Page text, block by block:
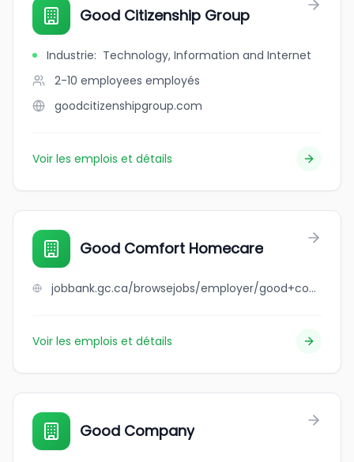
Good Citizenship Group
Industrie: Technology, Information and Internet
2-10 employees employés
goodcitizenshipgroup.com
Voir les emplois et détails
Good Comfort Homecare
jobbank.gc.ca/browsejobs/employer/good+comfort+homecare/ca
Voir les emplois et détails
Good Company